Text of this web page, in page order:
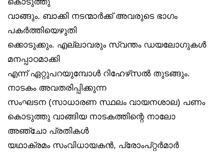
വാങ്ങും. ബാക്കി നടന്മാർക്ക് അവരുടെ ഭാഗം
പകർത്തിയെഴുതി
ക്കൊടുക്കും. എല്ലാവരും സ്വന്തം ഡയലോഗുകൾ
മനപ്പാഠമാക്കി
എന്ന് ഏറ്റുപറയുമ്പോൾ റിഹേഴ്‌സൽ തുടങ്ങും.
നാടകം അവതരിപ്പിക്കുന്ന
സംഘടന (സാധാരണ സ്ഥലം വായനശാല) പണം
കൊടുത്തു വാങ്ങിയ നാടകത്തിന്റെ നാലോ
അഞ്ചോ പ്രതികൾ
യഥാക്രമം സംവിധായകൻ, പ്രോംപ്റ്റർമാർ